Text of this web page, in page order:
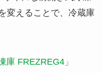
変えることで、冷蔵庫
FREZREG4」